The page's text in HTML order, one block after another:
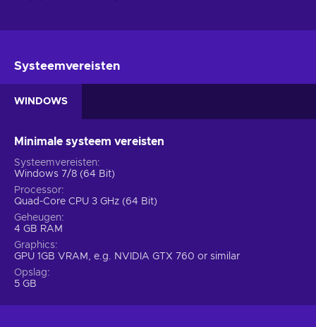
Systeemvereisten
WINDOWS
Minimale systeem vereisten
Systeemvereisten
Windows 7/8 (64 Bit)
Processor
Quad-Core CPU 3 GHz (64 Bit)
Geheugen
4 GB RAM
Graphics
GPU 1GB VRAM, e.g. NVIDIA GTX 760 or similar
Opslag
5 GB